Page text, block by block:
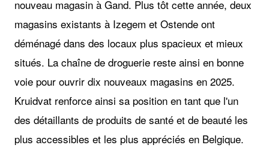
nouveau magasin à Gand. Plus tôt cette année, deux
magasins existants à Izegem et Ostende ont
déménagé dans des locaux plus spacieux et mieux
situés. La chaîne de droguerie reste ainsi en bonne
voie pour ouvrir dix nouveaux magasins en 2025.
Kruidvat renforce ainsi sa position en tant que l'un
des détaillants de produits de santé et de beauté les
plus accessibles et les plus appréciés en Belgique.